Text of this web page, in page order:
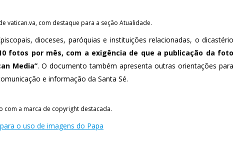
vatican.va, com destaque para a seção Atualidade.
dioceses, paróquias e instituições relacionadas, o dicastério
fotos por mês, com a exigência de que a publicação da foto
Media”. O documento também apresenta outras orientações para
e informação da Santa Sé.
com a marca de copyright destacada.
o uso de imagens do Papa